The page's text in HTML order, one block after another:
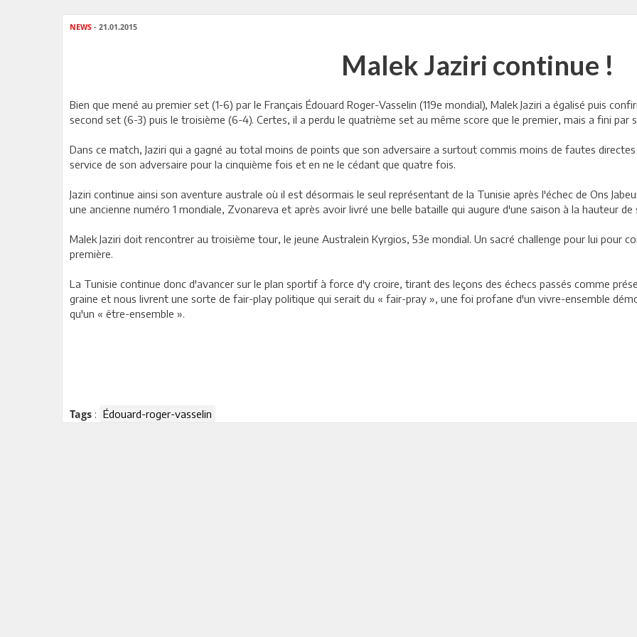
NEWS - 21.01.2015
Malek Jaziri continue !
Bien que mené au premier set (1-6) par le Français Édouard Roger-Vasselin (119e mondial), Malek Jaziri a égalisé puis
second set (6-3) puis le troisième (6-4). Certes, il a perdu le quatrième set au même score que le premier, mais a fini par
Dans ce match, Jaziri qui a gagné au total moins de points que son adversaire a surtout commis moins de fautes
service de son adversaire pour la cinquième fois et en ne le cédant que quatre fois.
Jaziri continue ainsi son aventure australe où il est désormais le seul représentant de la Tunisie après l'échec de Ons
une ancienne numéro 1 mondiale, Zvonareva et après avoir livré une belle bataille qui augure d'une saison à la hauteur
Malek Jaziri doit rencontrer au troisième tour, le jeune Australein Kyrgios, 53e mondial. Un sacré challenge pour lui pour
première.
La Tunisie continue donc d'avancer sur le plan sportif à force d'y croire, tirant des leçons des échecs passés comme
graine et nous livrent une sorte de fair-play politique qui serait du « fair-pray », une foi profane d'un vivre-ensemble
qu'un « être-ensemble ».
Tags : Édouard-roger-vasselin